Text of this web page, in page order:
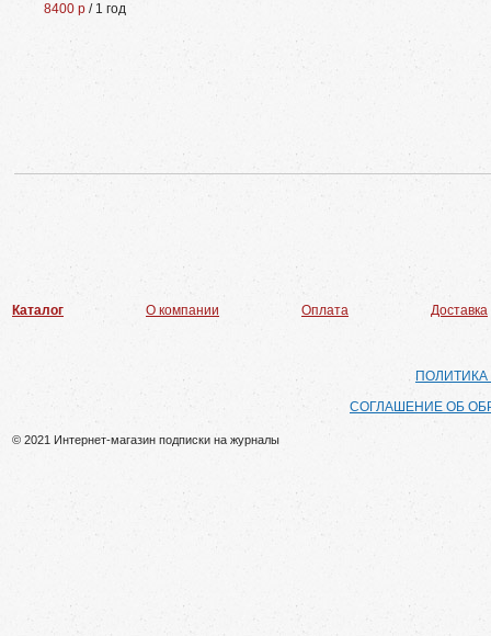
8400 р / 1 год
Каталог О компании Оплата Доставка
СОГЛАШЕНИЕ ОБ
© 2021 Интернет-магазин подписки на журналы